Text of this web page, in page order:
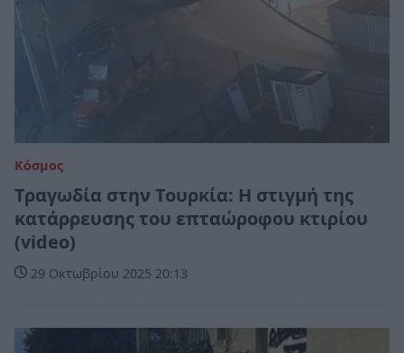
Κόσμος
Τραγωδία στην Τουρκία: Η στιγμή της
κατάρρευσης του επταώροφου κτιρίου
(video)
29 Οκτωβρίου 2025 20:13